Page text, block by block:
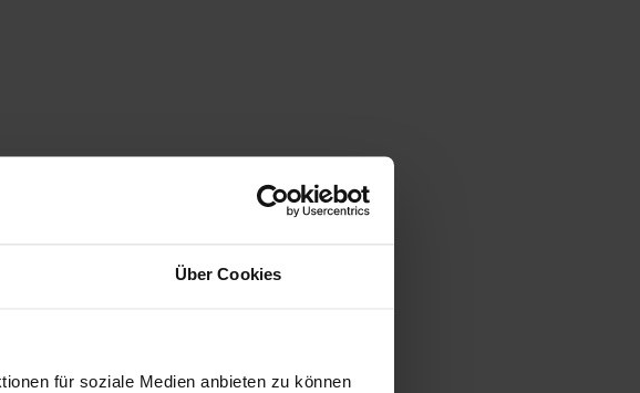
Über Cookies
für soziale Medien anbieten zu können